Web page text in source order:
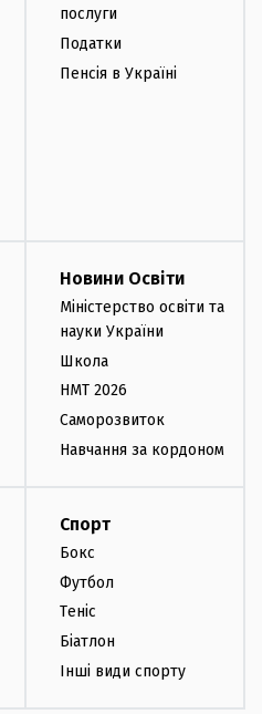
послуги
Податки
Пенсія в Україні
Новини Освіти
Міністерство освіти та
науки України
Школа
НМТ 2026
Саморозвиток
Навчання за кордоном
Спорт
Бокс
Футбол
Теніс
Біатлон
Інші види спорту